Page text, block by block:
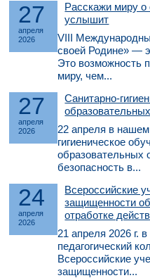
27
апреля
2026
Расскажи миру
услышит
VIII
своей Родине» —
Это возможность
миру, чем...
27
апреля
2026
Санитарно-
22 апреля в
гигиеническое
образовательных
безопасность в...
24
апреля
2026
Всероссийские
защищенности
отработке
21 апреля 2026 г.
педагогический
Всероссийские
защищенности...